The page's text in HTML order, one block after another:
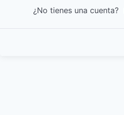
¿No tienes una cuenta?